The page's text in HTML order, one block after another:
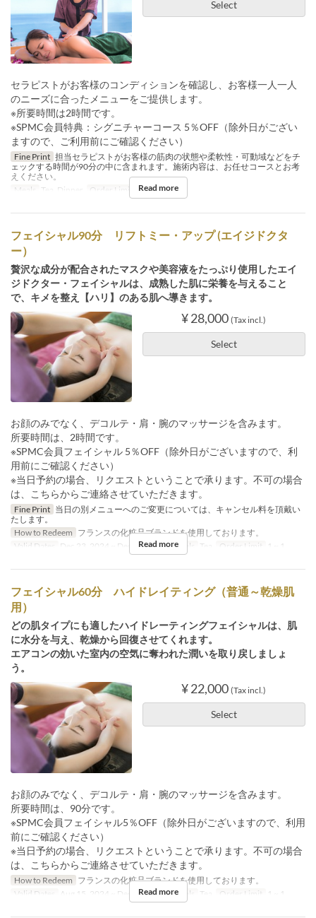
Select
セラピストがお客様のコンディションを確認し、お客様一人一人
のニーズに合ったメニューをご提供します。
※所要時間は2時間です。
※SPMC会員特典：シグニチャーコース 5％OFF（除外日がござい
ますので、ご利用前にご確認ください）
Fine Print 担当セラピストがお客様の筋肉の状態や柔軟性・可動域などをチ
ェックする時間が90分の中に含まれます。施術内容は、お任せコースとお考
えください。
Meals
Tea, Dinner Order Limit 1 ~ 1
Read more
フェイシャル90分 リフトミー・アップ (エイジドクタ
ー）
贅沢な成分が配合されたマスクや美容液をたっぷり使用したエイ
ジドクター・フェイシャルは、成熟した肌に栄養を与えること
で、キメを整え【ハリ】のある肌へ導きます。
¥ 28,000 (Tax incl.)
Select
お顔のみでなく、デコルテ・肩・腕のマッサージを含みます。
所要時間は、2時間です。
※SPMC会員フェイシャル 5％OFF（除外日がございますので、利
用前にご確認ください）
※当日予約の場合、リクエストということで承ります。不可の場合
は、こちらからご連絡させていただきます。
Fine Print 当日の別メニューへのご変更については、キャンセル料を頂戴い
たします。
How to Redeem フランスの化粧品ブランドを使用しております。
Valid Dates
Dec 23, 2024 ~ Dec 31, 2029 Meals Tea Order Limit 1 ~ 1
Read more
フェイシャル60分 ハイドレイティング（普通～乾燥肌
用）
どの肌タイプにも適したハイドレーティングフェイシャルは、肌
に水分を与え、乾燥から回復させてくれます。
エアコンの効いた室内の空気に奪われた潤いを取り戻しましょ
う。
¥ 22,000 (Tax incl.)
Select
お顔のみでなく、デコルテ・肩・腕のマッサージを含みます。
所要時間は、90分です。
※SPMC会員フェイシャル5％OFF（除外日がございますので、利用
前にご確認ください）
※当日予約の場合、リクエストということで承ります。不可の場合
は、こちらからご連絡させていただきます。
How to Redeem フランスの化粧品ブランドを使用しております。
Valid Dates
Aug 15, 2024 ~ Dec 31, 2029 Meals Tea Order Limit 1 ~ 1
Read more